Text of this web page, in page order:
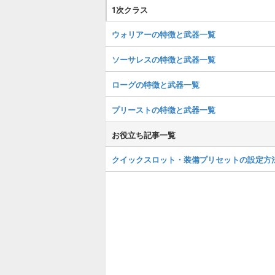
1次クラス
ウォリアーの特徴と武器一覧
ソーサレスの特徴と武器一覧
ローグの特徴と武器一覧
プリーストの特徴と武器一覧
お役立ち記事一覧
クイックスロット・装備プリセットの設定方